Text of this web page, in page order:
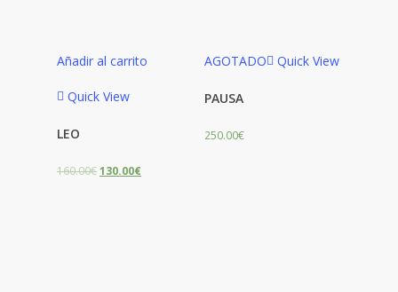
Añadir al carrito
Quick View
LEO
160.00€130.00€
AGOTADO Quick View
PAUSA
250.00€